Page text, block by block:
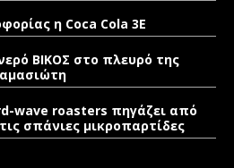
η Coca Cola 3E
ΒΙΚΟΣ στο πλευρό της
wave roasters πηγάζει από
σπάνιες μικροπαρτίδες